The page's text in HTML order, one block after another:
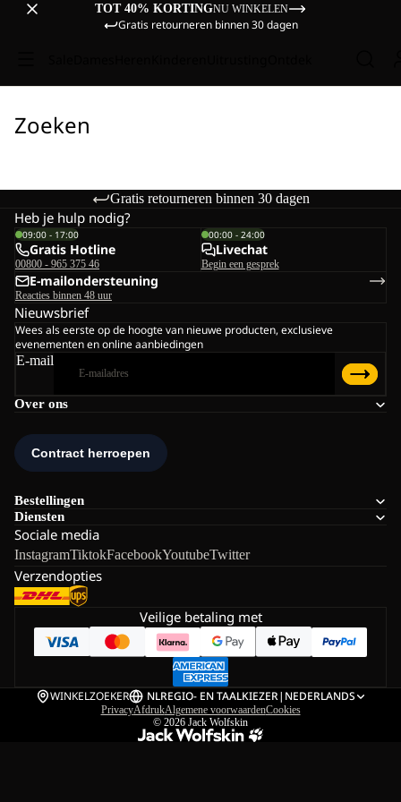
TOT 40% KORTINGNU WINKELEN
Gratis retourneren binnen 30 dagen
Zoeken
Gratis retourneren binnen 30 dagen
Over ons
Bestellingen
Diensten
Sociale media
InstagramTiktokFacebookYoutubeTwitter
Verzendopties
Heb je hulp nodig?
09:00 - 17:00
Gratis Hotline
00800 - 965 375 46
00:00 - 24:00
Livechat
Begin een gesprek
E-mailondersteuning
Reacties binnen 48 uur
Nieuwsbrief
Wees als eerste op de hoogte van nieuwe producten, exclusieve
evenementen en online aanbiedingen
E-mail
Veilige betaling met
WINKELZOEKER NLREGIO- EN TAALKIEZER| NEDERLANDS
PrivacyAfdrukAlgemene voorwaardenCookies
© 2026 Jack Wolfskin